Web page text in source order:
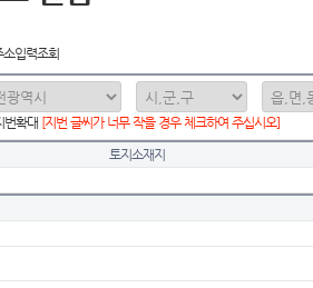
입력조회
번확대 [지번 글씨가 너무 작을 경우 체크하여 주십시오]
토지소재지